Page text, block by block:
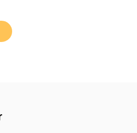
Tab